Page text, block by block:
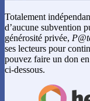
Totalement
d’aucune subvention
générosité privée,
ses lecteurs pour
pouvez faire un don
ci-dessous.